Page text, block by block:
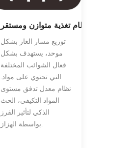
نظام تغذية متوازن ومستقر
توزيع مسار الغاز بشكل
موحد، يستهدف بشكل
فعال الشوائب المختلفة
التي تحتوي على مواد.
نظام معدل تدفق مستوى
المواد التكيفي، الحث
الذكي لتأثير الفرز
بواسطة الهزاز.